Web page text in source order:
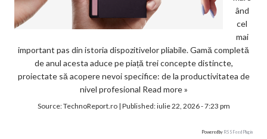
ând
cel
mai
important pas din istoria dispozitivelor pliabile. Gamă completă
de anul acesta aduce pe piață trei concepte distincte,
proiectate să acopere nevoi specifice: de la productivitatea de
nivel profesional Read more »
Source:TechnoReport.ro| Published:iulie 22, 2026 - 7:23 pm
Powered by RSS Feed Plugin